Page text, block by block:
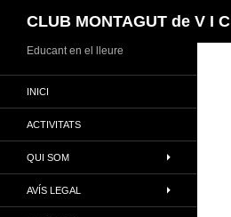
al
contingut
CLUB MONTAGUT de V I C
Educant en el lleure
INICI
ACTIVITATS
QUI SOM
AVÍS LEGAL